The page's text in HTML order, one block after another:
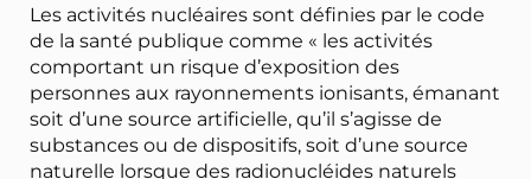
Les activités nucléaires sont définies par le code
de la santé publique comme « les activités
comportant un risque d’exposition des
personnes aux rayonnements ionisants, émanant
soit d’une source artificielle, qu’il s’agisse de
substances ou de dispositifs, soit d’une source
naturelle lorsque des radionucléides naturels